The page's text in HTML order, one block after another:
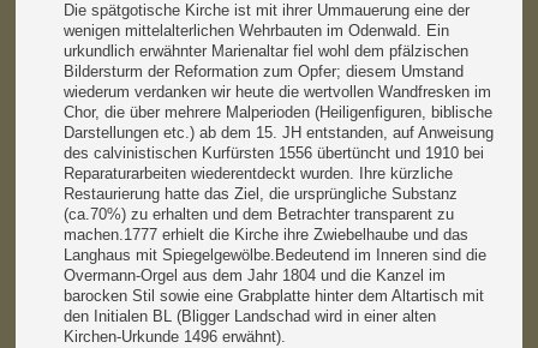
Die spätgotische Kirche ist mit ihrer Ummauerung eine der
wenigen mittelalterlichen Wehrbauten im Odenwald. Ein
urkundlich erwähnter Marienaltar fiel wohl dem pfälzischen
Bildersturm der Reformation zum Opfer; diesem Umstand
wiederum verdanken wir heute die wertvollen Wandfresken im
Chor, die über mehrere Malperioden (Heiligenfiguren, biblische
Darstellungen etc.) ab dem 15. JH entstanden, auf Anweisung
des calvinistischen Kurfürsten 1556 übertüncht und 1910 bei
Reparaturarbeiten wiederentdeckt wurden. Ihre kürzliche
Restaurierung hatte das Ziel, die ursprüngliche Substanz
(ca.70%) zu erhalten und dem Betrachter transparent zu
machen.1777 erhielt die Kirche ihre Zwiebelhaube und das
Langhaus mit Spiegelgewölbe.Bedeutend im Inneren sind die
Overmann-Orgel aus dem Jahr 1804 und die Kanzel im
barocken Stil sowie eine Grabplatte hinter dem Altartisch mit
den Initialen BL (Bligger Landschad wird in einer alten
Kirchen-Urkunde 1496 erwähnt).